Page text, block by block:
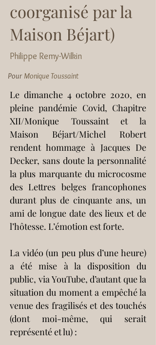
coorganisé par la
Maison Béjart)
Philippe Remy-Wilkin
Pour Monique Toussaint
Le dimanche 4 octobre 2020, en
pleine pandémie Covid, Chapitre
XII/Monique Toussaint et la
Maison Béjart/Michel Robert
rendent hommage à Jacques De
Decker, sans doute la personnalité
la plus marquante du microcosme
des Lettres belges francophones
durant plus de cinquante ans, un
ami de longue date des lieux et de
l’hôtesse. L’émotion est forte.
La vidéo (un peu plus d’une heure)
a été mise à la disposition du
public, via YouTube, d’autant que la
situation du moment a empêché la
venue des fragilisés et des touchés
(dont moi-même, qui serait
représenté et lu) :